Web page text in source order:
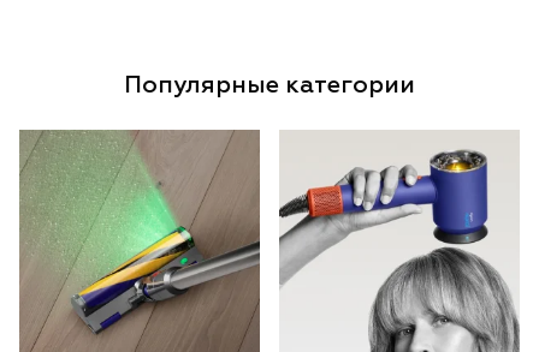
Популярные категории